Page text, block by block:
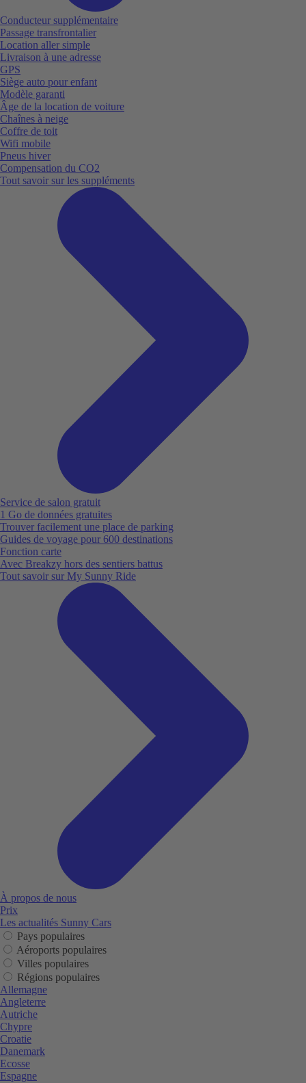
Conducteur supplémentaire
Passage transfrontalier
Location aller simple
Livraison à une adresse
GPS
Siège auto pour enfant
Modèle garanti
Âge de la location de voiture
Chaînes à neige
Coffre de toit
Wifi mobile
Pneus hiver
Compensation du CO2
Tout savoir sur les suppléments
Service de salon gratuit
1 Go de données gratuites
Trouver facilement une place de parking
Guides de voyage pour 600 destinations
Fonction carte
Avec Breakzy hors des sentiers battus
Tout savoir sur My Sunny Ride
À propos de nous
Prix
Les actualités Sunny Cars
Pays populaires
Aéroports populaires
Villes populaires
Régions populaires
Allemagne
Angleterre
Autriche
Chypre
Croatie
Danemark
Ecosse
Espagne